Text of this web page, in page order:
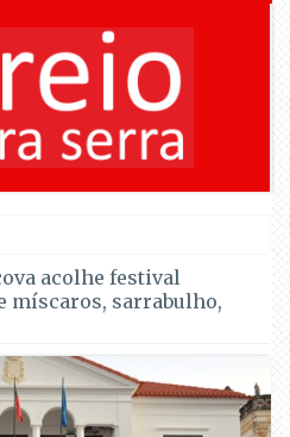
alegada rede de fu
acolhe festival
míscaros, sarrabulho,